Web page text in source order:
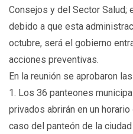
Consejos y del Sector Salud;
debido a que esta
octubre, será el gobierno
acciones preventivas.
En la reunión se aprobaron
1. Los 36 panteones
privados abrirán en un horario
caso del panteón de la